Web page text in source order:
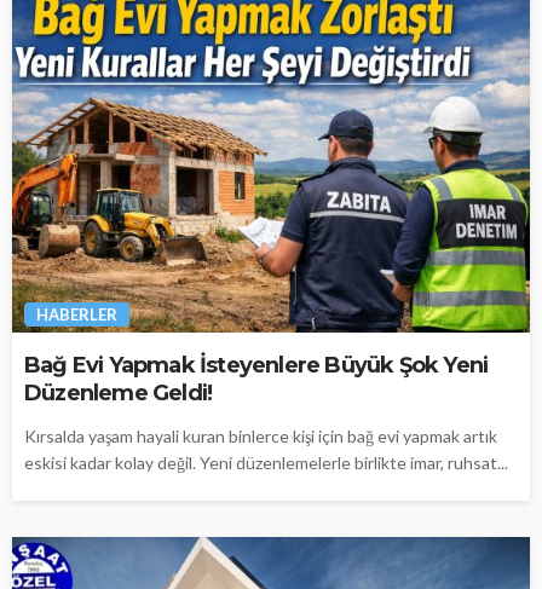
HABERLER
Bağ Evi Yapmak İsteyenlere Büyük Şok Yeni
Düzenleme Geldi!
Kırsalda yaşam hayali kuran binlerce kişi için bağ evi yapmak artık
eskisi kadar kolay değil. Yeni düzenlemelerle birlikte imar, ruhsat...